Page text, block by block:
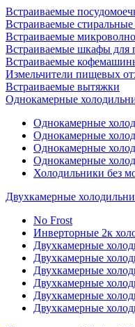
Встраиваемые
Встраиваемые
Встраиваемые
Встраиваемые шкафы для
Встраиваемые
Измельчители пищевых
Встраиваемые вытяжки
Однокамерные
Однокамерные
Однокамерные
Однокамерные
Однокамерные
Холодильники без
Двухкамерные
No Frost
Инверторные 2к
Двухкамерные
Двухкамерные
Двухкамерные
Двухкамерные
Двухкамерные
Двухкамерные